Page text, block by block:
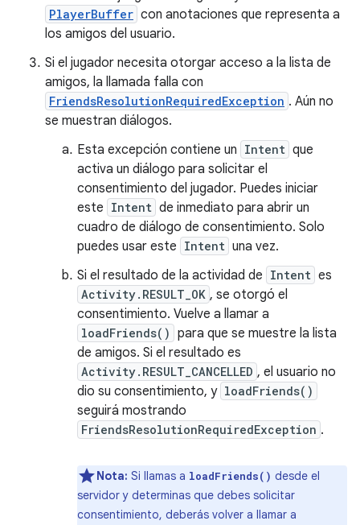
PlayerBuffer con anotaciones que representa a
los amigos del usuario.
Si el jugador necesita otorgar acceso a la lista de
amigos, la llamada falla con
FriendsResolutionRequiredException . Aún no
se muestran diálogos.
Esta excepción contiene un Intent que
activa un diálogo para solicitar el
consentimiento del jugador. Puedes iniciar
este Intent de inmediato para abrir un
cuadro de diálogo de consentimiento. Solo
puedes usar este Intent una vez.
Si el resultado de la actividad de Intent es
Activity.RESULT_OK , se otorgó el
consentimiento. Vuelve a llamar a
loadFriends() para que se muestre la lista
de amigos. Si el resultado es
Activity.RESULT_CANCELLED , el usuario no
dio su consentimiento, y loadFriends()
seguirá mostrando
FriendsResolutionRequiredException .
Nota: Si llamas a loadFriends() desde el
servidor y determinas que debes solicitar
consentimiento, deberás volver a llamar a